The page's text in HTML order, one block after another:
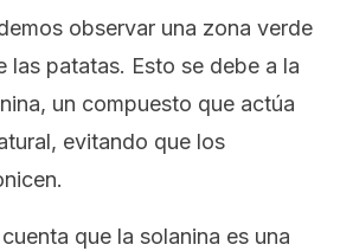
observar una zona verde
las patatas. Esto se debe a la
un compuesto que actúa
evitando que los
que la solanina es una